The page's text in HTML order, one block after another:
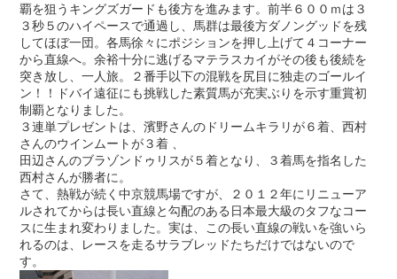
覇を狙うキングズガードも後方を進みます。前半６００ｍは３
３秒５のハイペースで通過し、馬群は最後方ダノングッドを残
してほぼ一団。各馬徐々にポジションを押し上げて４コーナー
から直線へ。余裕十分に逃げるマテラスカイがその後も後続を
突き放し、一人旅。２番手以下の混戦を尻目に独走のゴールイ
ン！！ドバイ遠征にも挑戦した素質馬が充実ぶりを示す重賞初
制覇となりました。
３連単プレゼントは、濱野さんのドリームキラリが６着、西村
さんのウインムートが３着 、
田辺さんのブラゾンドゥリスが５着となり、３着馬を指名した
西村さんが勝者に。
さて、熱戦が続く中京競馬場ですが、２０１２年にリニューア
ルされてからは長い直線と勾配のある日本最大級のタフなコー
スに生まれ変わりました。実は、この長い直線の戦いを強いら
れるのは、レースを走るサラブレッドたちだけではないので
す。